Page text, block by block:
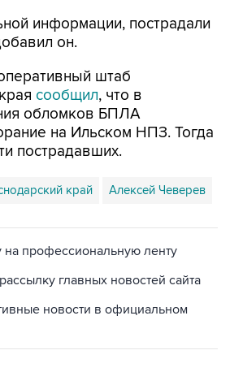
информации, пострадали
он.
штаб
сообщил, что в
обломков БПЛА
на Ильском НПЗ. Тогда
пострадавших.
край Алексей Чеверев
на профессиональную ленту
главных новостей сайта
новости в официальном